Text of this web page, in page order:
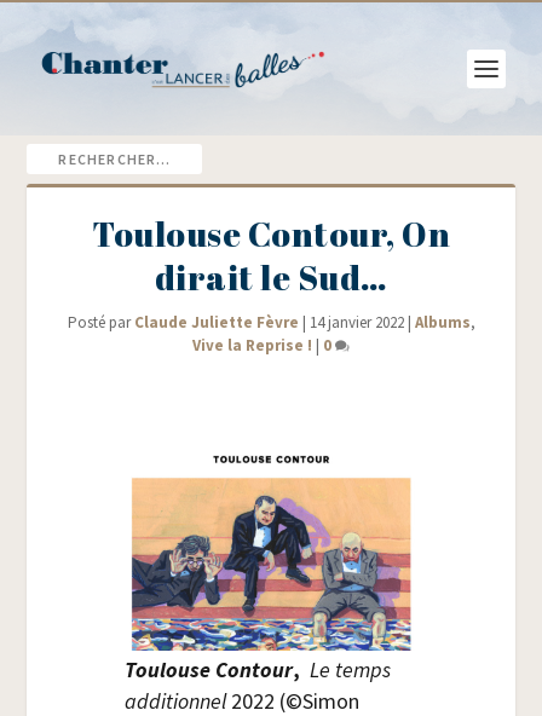
Toulouse Contour, On
dirait le Sud…
Posté parClaude Juliette Fèvre | 14 janvier 2022| Albums,
Vive la Reprise ! | 0
Tou­louse Contour, Le temps
addi­tion­nel2022 (©Simon